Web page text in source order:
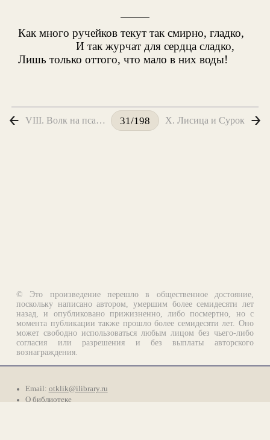
Как много ручейков текут так смирно, гладко,
И так журчат для сердца сладко,
Лишь только оттого, что мало в них воды!
VIII. Волк на псарне 31/198 X. Лисица и Сурок
© Это произведение перешло в общественное достояние,
поскольку написано автором, умершим более семидесяти лет
назад, и опубликовано прижизненно, либо посмертно, но с
момента публикации также прошло более семидесяти лет. Оно
может свободно использоваться любым лицом без чьего-либо
согласия или разрешения и без выплаты авторского
вознаграждения.
Email: otklik@ilibrary.ru
О библиотеке